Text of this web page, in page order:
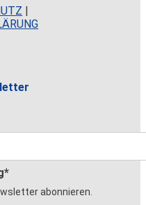
|
abonnieren.